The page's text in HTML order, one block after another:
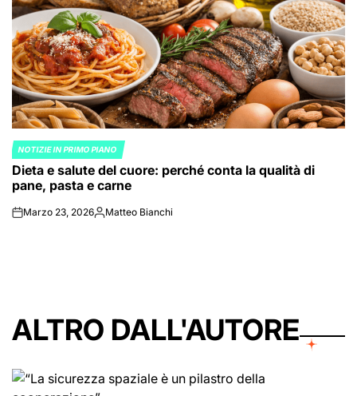
POSTED
IN
NOTIZIE IN PRIMO PIANO
Dieta e salute del cuore: perché conta la qualità di
pane, pasta e carne
onMarzo 23, 2026Posted
Matteo Bianchi
ALTRO DALL'AUTORE